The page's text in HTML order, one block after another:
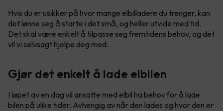
Hvis du er usikker på hvor mange elbilladere du trenger, kan
det lønne seg å starte i det små, og heller utvide med tid.
Det skal være enkelt å tilpasse seg fremtidens behov, og det
vil vi selvsagt hjelpe deg med.
Gjør det enkelt å lade elbilen
I løpet av en dag vil ansatte med elbil ha behov for å lade
bilen på ulike tider. Avhengig av når den lades og hvor den er